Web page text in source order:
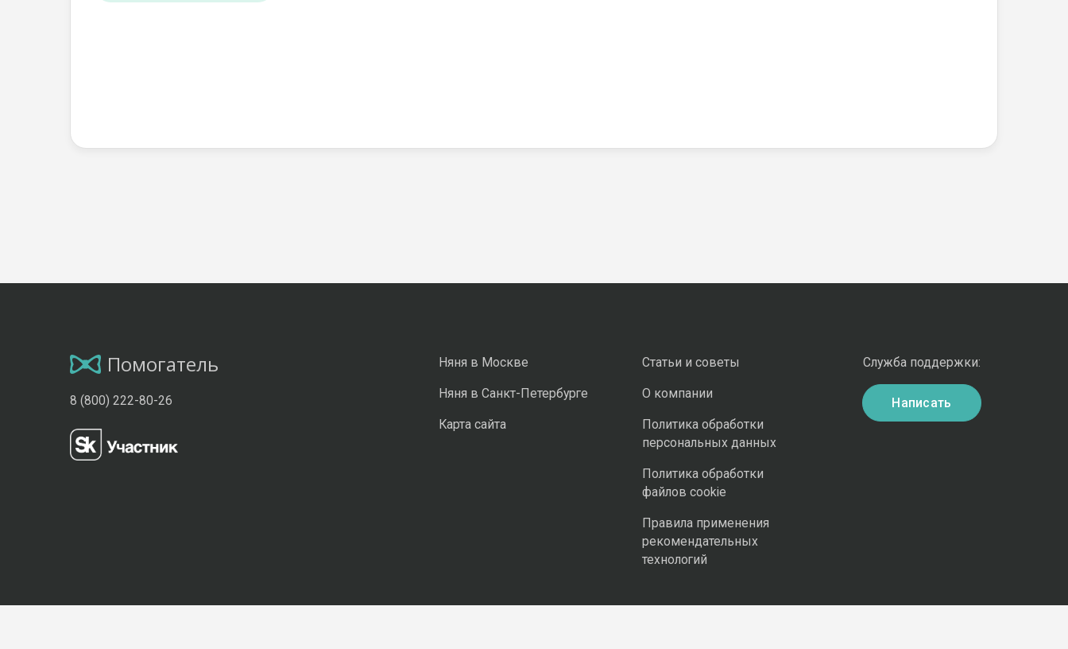
Помогатель
8 (800) 222-80-26
Няня в Москве
Няня в Санкт-Петербурге
Карта сайта
Статьи и советы
О компании
Политика обработки
персональных данных
Политика обработки
файлов cookie
Правила применения
рекомендательных
технологий
Служба поддержки:
Написать